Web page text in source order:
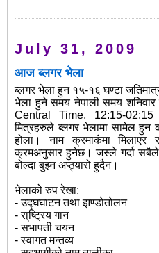
July 31, 2009
आज ब्लगर भेला
ब्लगर भेला हुन १५-१६ घण्टा
भेला हुने समय नेपाली समय
Central Time, 12:15-
मित्रहरुले ब्लगर भेलामा सामेल हुन
होला। नाम क्रमाकंमा
क्रमअनुसार हुनेछ। जस्ले गर्दा
बोल्दा बुझ्न अप्ठ्यारो हुदैन।
भेलाको रुप रेखा:
- उद्घघाटन तथा झण्डोतोलन
- रा्ष्ट्रिय गान
- सभापती चयन
- स्वागत मन्तव्य